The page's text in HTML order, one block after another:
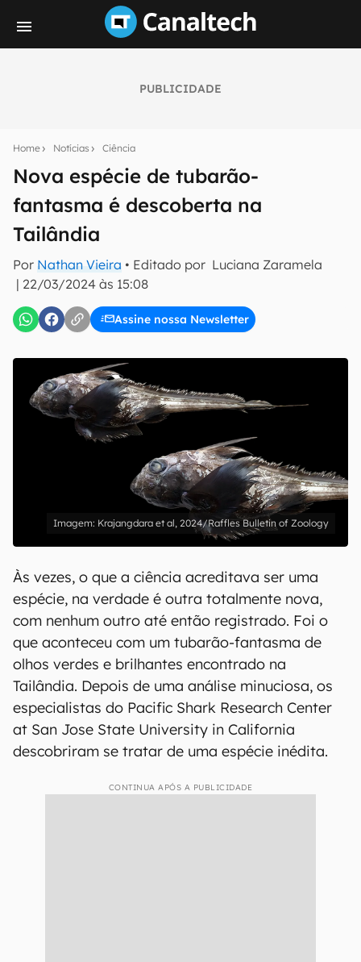
PUBLICIDADE
Home Notícias Ciência
Nova espécie de tubarão-
fantasma é descoberta na
Tailândia
Por Nathan Vieira • Editado por Luciana Zaramela
| 22/03/2024 às 15:08
Assine nossa Newsletter
notícias e reviews sobre tecnologia em primeira
E-mail
inscreva-se
Confirmo que li, aceito e concordo com os Termos de
Uso e Política de Privacidade do Canaltech.
Krajangdara et al, 2024/Raffles Bulletin of Zoology
Às vezes, o que a ciência acreditava ser uma
espécie, na verdade é outra totalmente nova,
com nenhum outro até então registrado. Foi o
que aconteceu com um tubarão-fantasma de
olhos verdes e brilhantes encontrado na
Tailândia. Depois de uma análise minuciosa, os
especialistas do Pacific Shark Research Center
at San Jose State University in California
descobriram se tratar de uma espécie inédita.
CONTINUA APÓS A PUBLICIDADE